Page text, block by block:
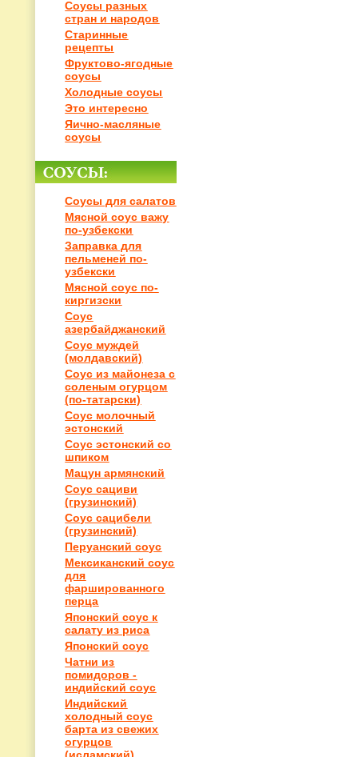
Соусы разных
стран и народов
Старинные
рецепты
Фруктово-ягодные
соусы
Холодные соусы
Это интересно
Яично-масляные
соусы
Соусы для салатов
Мясной соус важу
по-узбекски
Заправка для
пельменей по-
узбекски
Мясной соус по-
киргизски
Соус
азербайджанский
Соус муждей
(молдавский)
Соус из майонеза с
соленым огурцом
(по-татарски)
Соус молочный
эстонский
Соус эстонский со
шпиком
Мацун армянский
Соус сациви
(грузинский)
Соус сацибели
(грузинский)
Перуанский соус
Мексиканский соус
для
фаршированного
перца
Японский соус к
салату из риса
Японский соус
Чатни из
помидоров -
индийский соус
Индийский
холодный соус
барта из свежих
огурцов